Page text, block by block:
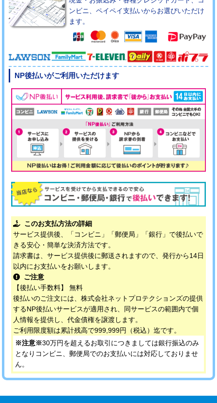
ンビニ、ペイペイ支払いからお選びいただけ
ます。
NP後払いがご利用いただけます
このお支払方法の詳細
サービス提供後、「コンビニ」「郵便局」「銀行」で後払いで
きる安心・簡単な決済方法です。
請求書は、サービス提供後に郵送されますので、発行から14日
以内にお支払いをお願いします。
ご注意
【後払い手数料】 無料
後払いのご注文には、株式会社ネットプロテクションズの提供
するNP後払いサービスが適用され、同サービスの範囲内で個
人情報を提供し、代金債権を譲渡します。
ご利用限度額は累計残高で999,999円（税込）迄です。
※注意※30万円を超えるお取引につきましては銀行振込のみ
となりコンビニ、郵便局でのお支払いには対応しておりませ
ん。